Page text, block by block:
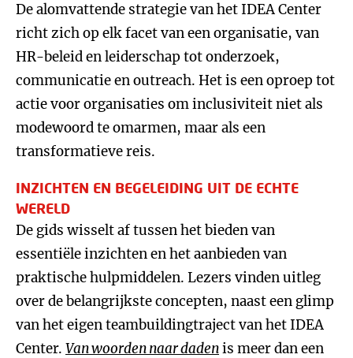
De alomvattende strategie van het IDEA Center
richt zich op elk facet van een organisatie, van
HR-beleid en leiderschap tot onderzoek,
communicatie en outreach. Het is een oproep tot
actie voor organisaties om inclusiviteit niet als
modewoord te omarmen, maar als een
transformatieve reis.
INZICHTEN EN BEGELEIDING UIT DE ECHTE
WERELD
De gids wisselt af tussen het bieden van
essentiële inzichten en het aanbieden van
praktische hulpmiddelen. Lezers vinden uitleg
over de belangrijkste concepten, naast een glimp
van het eigen teambuildingtraject van het IDEA
Center. Van woorden naar dadenis meer dan een